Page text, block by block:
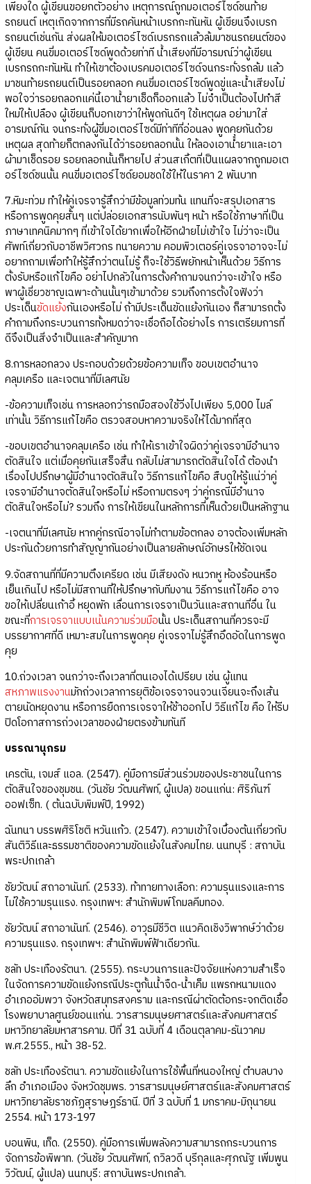
เพียงใด ผู้เขียนขอยกตัวอย่าง เหตุการณ์ถูกมอเตอร์ไซด์ชนท้าย
รถยนต์ เหตุเกิดจากการที่มีรถคันหน้าเบรกกะทันหัน ผู้เขียนจึงเบรก
รถยนต์เช่นกัน ส่งผลให้มอเตอร์ไซด์เบรกรถแล้วล้มมาชนรถยนต์ของ
ผู้เขียน คนขี่มอเตอร์ไซด์พูดด้วยท่าที น้ำเสียงที่มีอารมณ์ว่าผู้เขียน
เบรกรถกะทันหัน ทำให้เขาต้องเบรคมอเตอร์ไซด์จนกระทั่งรถล้ม แล้ว
มาชนท้ายรถยนต์เป็นรอยถลอก คนขี่มอเตอร์ไซด์พูดขู่และน้ำเสียงไม่
พอใจว่ารอยถลอกแค่นี้เอาน้ำยาเช็ดก็ออกแล้ว ไม่จำเป็นต้องไปทำสี
ใหม่ให้เปลือง ผู้เขียนก็บอกเขาว่าให้พูดกันดีๆ ใช้เหตุผล อย่ามาใส่
อารมณ์กัน จนกระทั่งผู้ขี่มอเตอร์ไซด์มีท่าทีที่อ่อนลง พูดคุยกันด้วย
เหตุผล สุดท้ายก็ตกลงกันได้ว่ารอยถลอกนั้น ให้ลองเอาน้ำยาและเอา
ผ้ามาเช็ดรอย รอยถลอกนั้นก็หายไป ส่วนสเกิ้ตที่เป็นแผลจากถูกมอเต
อร์ไซด์ชนนั้น คนขี่มอเตอร์ไซด์ยอมชดใช้ให้ในราคา 2 พันบาท
7.หิมะท่วม ทำให้คู่เจรจารู้สึกว่ามีข้อมูลท่วมท้น แทนที่จะสรุปเอกสาร
หรือการพูดคุยสั้นๆ แต่ปล่อยเอกสารนับพันๆ หน้า หรือใช้ภาษาที่เป็น
ภาษาเทคนิคมากๆ ที่เข้าใจได้ยากเพื่อให้อีกฝ่ายไม่เข้าใจ ไม่ว่าจะเป็น
ศัพท์เกี่ยวกับอาชีพวิศวกร ทนายความ คอมพิวเตอร์คู่เจรจาอาจจะไม่
อยากถามเพื่อทำให้รู้สึกว่าตนไม่รู้ ก็จะใช้วิธีพยักหน้าเห็นด้วย วิธีการ
ตั้งรับหรือแก้ไขคือ อย่าไปกลัวในการตั้งคำถามจนกว่าจะเข้าใจ หรือ
พาผู้เชี่ยวชาญเฉพาะด้านนั้นๆเข้ามาด้วย รวมถึงการตั้งใจฟังว่า
ประเด็นขัดแย้งกันเองหรือไม่ ถ้ามีประเด็นขัดแย้งกันเอง ก็สามารถตั้ง
คำถามถึงกระบวนการทั้งหมดว่าจะเชื่อถือได้อย่างไร การเตรียมการที่
ดีจึงเป็นสิ่งจำเป็นและสำคัญมาก
8.การหลอกลวง ประกอบด้วยด้วยข้อความเท็จ ขอบเขตอำนาจ
คลุมเครือ และเจตนาที่มีเลศนัย
-ข้อความเท็จเช่น การหลอกว่ารถมือสองใช้วิ่งไปเพียง 5,000 ไมล์
เท่านั้น วิธีการแก้ไขคือ ตรวจสอบหาความจริงให้ได้มากที่สุด
-ขอบเขตอำนาจคลุมเครือ เช่น ทำให้เราเข้าใจผิดว่าคู่เจรจามีอำนาจ
ตัดสินใจ แต่เมื่อคุยกันเสร็จสิ้น กลับไม่สามารถตัดสินใจได้ ต้องนำ
เรื่องไปปรึกษาผู้มีอำนาจตัดสินใจ วิธีการแก้ไขคือ สืบดูให้รู้แน่ว่าคู่
เจรจามีอำนาจตัดสินใจหรือไม่ หรือถามตรงๆ ว่าคู่กรณีมีอำนาจ
ตัดสินใจหรือไม่? รวมถึง การให้เขียนในหลักการที่เห็นด้วยเป็นหลักฐาน
-เจตนาที่มีเลศนัย หากคู่กรณีอาจไม่ทำตามข้อตกลง อาจต้องเพิ่มหลัก
ประกันด้วยการทำสัญญากันอย่างเป็นลายลักษณ์อักษรให้ชัดเจน
9.จัดสถานที่ที่มีความตึงเครียด เช่น มีเสียงดัง หนวกหู ห้องร้อนหรือ
เย็นเกินไป หรือไม่มีสถานที่ให้ปรึกษากับทีมงาน วิธีการแก้ไขคือ อาจ
ขอให้เปลี่ยนเก้าอี้ หยุดพัก เลื่อนการเจรจาเป็นวันและสถานที่อื่น ใน
ขณะที่การเจรจาแบบเน้นความร่วมมือนั้น ประเด็นสถานที่ควรจะมี
บรรยากาศที่ดี เหมาะสมในการพูดคุย คู่เจรจาไม่รู้สึกอึดอัดในการพูด
คุย
10.ถ่วงเวลา จนกว่าจะถึงเวลาที่ตนเองได้เปรียบ เช่น ผู้แทน
สหภาพแรงงานมักถ่วงเวลาการยุติข้อเจรจาจนจวนเจียนจะถึงเส้น
ตายนัดหยุดงาน หรือการยืดการเจรจาให้ช้าออกไป วิธีแก้ไข คือ ให้รีบ
ปิดโอกาสการถ่วงเวลาของฝ่ายตรงข้ามทันที
บรรณานุกรม
เครตัน, เจมส์ แอล. (2547). คู่มือการมีส่วนร่วมของประชาชนในการ
ตัดสินใจของชุมชน. (วันชัย วัฒนศัพท์, ผู้แปล) ขอนแก่น: ศิริภันฑ์
ออฟเซ็ท. ( ต้นฉบับพิมพ์ปี, 1992)
ฉันทนา บรรพศิริโชติ หวันแก้ว. (2547). ความเข้าใจเบื้องต้นเกี่ยวกับ
สันติวิธีและธรรมชาติของความขัดแย้งในสังคมไทย. นนทบุรี : สถาบัน
พระปกเกล้า
ชัยวัฒน์ สถาอานันท์. (2533). ท้าทายทางเลือก: ความรุนแรงและการ
ไม่ใช้ความรุนแรง. กรุงเทพฯ: สำนักพิมพ์โกมลคีมทอง.
ชัยวัฒน์ สถาอานันท์. (2546). อาวุธมีชีวิต แนวคิดเชิงวิพากษ์ว่าด้วย
ความรุนแรง. กรุงเทพฯ: สำนักพิมพ์ฟ้าเดียวกัน.
ชลัท ประเทืองรัตนา. (2555). กระบวนการและปัจจัยแห่งความสำเร็จ
ในจัดการความขัดแย้งกรณีประตูกั้นน้ำจืด-น้ำเค็ม แพรกหนามแดง
อำเภออัมพวา จังหวัดสมุทรสงคราม และกรณีผ่าตัดต้อกระจกติดเชื้อ
โรงพยาบาลศูนย์ขอนแก่น. วารสารมนุษยศาสตร์และสังคมศาสตร์
มหาวิทยาลัยมหาสารคาม. ปีที่ 31 ฉบับที่ 4 เดือนตุลาคม-ธันวาคม
พ.ศ.2555., หน้า 38-52.
ชลัท ประเทืองรัตนา. ความขัดแย้งในการใช้พื้นที่หนองใหญ่ ตำบลบาง
ลึก อำเภอเมือง จังหวัดชุมพร. วารสารมนุษย์ศาสตร์และสังคมศาสตร์
มหาวิทยาลัยราชภัฏสุราษฎร์ธานี. ปีที่ 3 ฉบับที่ 1 มกราคม-มิถุนายน
2554. หน้า 173-197
บอนพิน, เท็ด. (2550). คู่มือการเพิ่มพลังความสามารถกระบวนการ
จัดการข้อพิพาท. (วันชัย วัฒนศัพท์, ถวิลวดี บุรีกุลและศุภณัฐ เพิ่มพูน
วิวัฒน์, ผู้แปล) นนทบุรี: สถาบันพระปกเกล้า.